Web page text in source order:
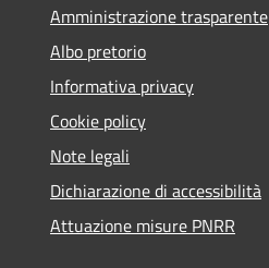
Amministrazione trasparente
Albo pretorio
Informativa privacy
Cookie policy
Note legali
Dichiarazione di accessibilità
Attuazione misure PNRR